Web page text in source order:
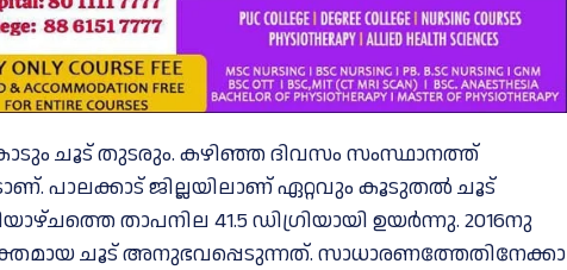
ചൂ​ട് തുടരും. കഴിഞ്ഞ ദിവസം സംസ്ഥാനത്ത്
പാലക്കാട് ജില്ലയിലാണ് ഏറ്റവും കൂടുതല്‍ ചൂട്
താ​പ​നി​ല 41.5 ഡി​ഗ്രിയായി ഉ​യ​ർ​ന്നു. 2016നു
ചൂ​ട് അ​നു​ഭ​വ​പ്പെ​ടു​ന്ന​ത്. സാ​ധാ​ര​ണ​ത്തേ​തി​നേ​ക്കാ​